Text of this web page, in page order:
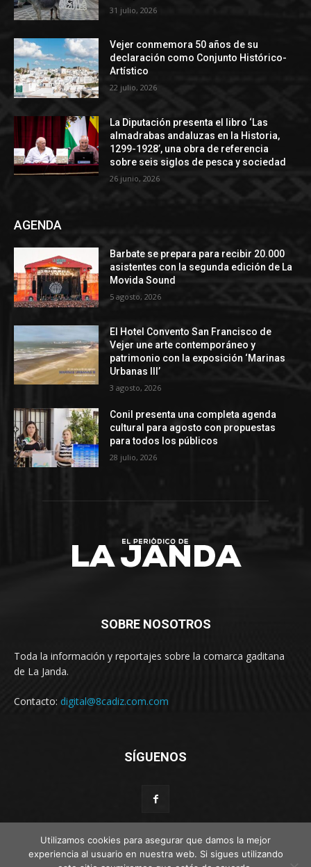
31 julio, 2026
Vejer conmemora 50 años de su
declaración como Conjunto Histórico-
Artístico
22 julio, 2026
La Diputación presenta el libro ‘Las
almadrabas andaluzas en la Historia,
1299-1928’, una obra de referencia
sobre seis siglos de pesca y sociedad
26 junio, 2026
AGENDA
Barbate se prepara para recibir 20.000
asistentes con la segunda edición de La
Movida Sound
5 agosto, 2026
El Hotel Convento San Francisco de
Vejer une arte contemporáneo y
patrimonio con la exposición ‘Marinas
Urbanas III’
3 agosto, 2026
Conil presenta una completa agenda
cultural para agosto con propuestas
para todos los públicos
28 julio, 2026
SOBRE NOSOTROS
Toda la información y reportajes sobre la comarca gaditana
de La Janda.
Contacto: digital@8cadiz.com.com
SÍGUENOS
Utilizamos cookies para asegurar que damos la mejor
experiencia al usuario en nuestra web. Si sigues utilizando